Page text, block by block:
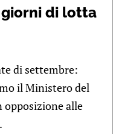
di lotta
di settembre:
il Ministero del
opposizione alle